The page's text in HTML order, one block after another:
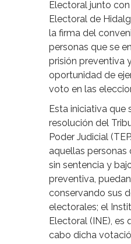
Electoral junto
Electoral de
la firma del
personas que se
prisión preventiva
oportunidad de
voto en las
Esta iniciativa que
resolución del
Poder Judicial
aquellas personas
sin sentencia y
preventiva,
conservando sus
electorales; el
Electoral (INE), es
cabo dicha